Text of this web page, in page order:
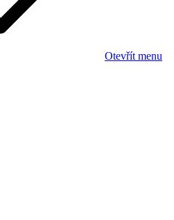
Otevřít menu